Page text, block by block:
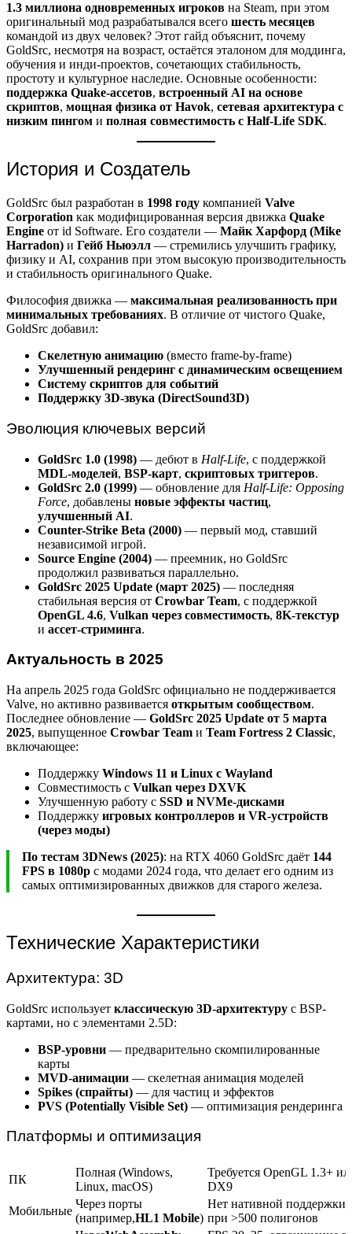
1.3 миллиона одновременных игроков на Steam, при этом
оригинальный мод разрабатывался всего шесть месяцев
командой из двух человек? Этот гайд объяснит, почему
GoldSrc, несмотря на возраст, остаётся эталоном для моддинга,
обучения и инди-проектов, сочетающих стабильность,
простоту и культурное наследие. Основные особенности:
поддержка Quake-ассетов, встроенный AI на основе
скриптов, мощная физика от Havok, сетевая архитектура с
низким пингом и полная совместимость с Half-Life SDK.
История и Создатель
GoldSrc был разработан в 1998 году компанией Valve
Corporation как модифицированная версия движка Quake
Engine от id Software. Его создатели — Майк Харфорд (Mike
Harradon) и Гейб Ньюэлл — стремились улучшить графику,
физику и AI, сохранив при этом высокую производительность
и стабильность оригинального Quake.
Философия движка — максимальная реализованность при
минимальных требованиях. В отличие от чистого Quake,
GoldSrc добавил:
Скелетную анимацию (вместо frame-by-frame)
Улучшенный рендеринг с динамическим освещением
Систему скриптов для событий
Поддержку 3D-звука (DirectSound3D)
Эволюция ключевых версий
GoldSrc 1.0 (1998) — дебют в Half-Life, с поддержкой
MDL-моделей, BSP-карт, скриптовых триггеров.
GoldSrc 2.0 (1999) — обновление для Half-Life: Opposing
Force, добавлены новые эффекты частиц,
улучшенный AI.
Counter-Strike Beta (2000) — первый мод, ставший
независимой игрой.
Source Engine (2004) — преемник, но GoldSrc
продолжил развиваться параллельно.
GoldSrc 2025 Update (март 2025) — последняя
стабильная версия от Crowbar Team, с поддержкой
OpenGL 4.6, Vulkan через совместимость, 8K-текстур
и ассет-стриминга.
Актуальность в 2025
На апрель 2025 года GoldSrc официально не поддерживается
Valve, но активно развивается открытым сообществом.
Последнее обновление — GoldSrc 2025 Update от 5 марта
2025, выпущенное Crowbar Team и Team Fortress 2 Classic,
включающее:
Поддержку Windows 11 и Linux с Wayland
Совместимость с Vulkan через DXVK
Улучшенную работу с SSD и NVMe-дисками
Поддержку игровых контроллеров и VR-устройств
(через моды)
По тестам 3DNews (2025): на RTX 4060 GoldSrc даёт 144
FPS в 1080p с модами 2024 года, что делает его одним из
самых оптимизированных движков для старого железа.
Технические Характеристики
Архитектура: 3D
GoldSrc использует классическую 3D-архитектуру с BSP-
картами, но с элементами 2.5D:
BSP-уровни — предварительно скомпилированные
карты
MVD-анимации — скелетная анимация моделей
Spikes (спрайты) — для частиц и эффектов
PVS (Potentially Visible Set) — оптимизация рендеринга
Платформы и оптимизация
ПК
Полная (Windows,
Linux, macOS)
Требуется OpenGL 1.3+
DX9
Мобильные
Через порты
(например,HL1 Mobile)
Нет нативной поддержки,
при >500 полигонов